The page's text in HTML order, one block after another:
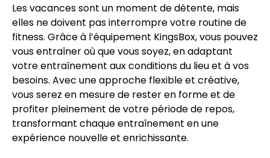
Les vacances sont un moment de détente, mais
elles ne doivent pas interrompre votre routine de
fitness. Grâce à l’équipement KingsBox, vous pouvez
vous entraîner où que vous soyez, en adaptant
votre entraînement aux conditions du lieu et à vos
besoins. Avec une approche flexible et créative,
vous serez en mesure de rester en forme et de
profiter pleinement de votre période de repos,
transformant chaque entraînement en une
expérience nouvelle et enrichissante.